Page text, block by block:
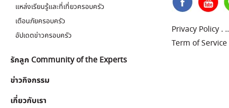
แหล่งเรียนรู้และที่เที่ยวครอบครัว
เตือนภัยครอบครัว
อัปเดตข่าวครอบครัว
รักลูก Community of the Experts
ข่าวกิจกรรม
เกี่ยวกับเรา
Privacy Policy . ..
Term of Service